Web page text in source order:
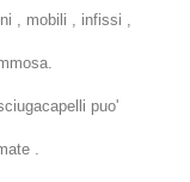
, mobili , infissi ,
puo'
.